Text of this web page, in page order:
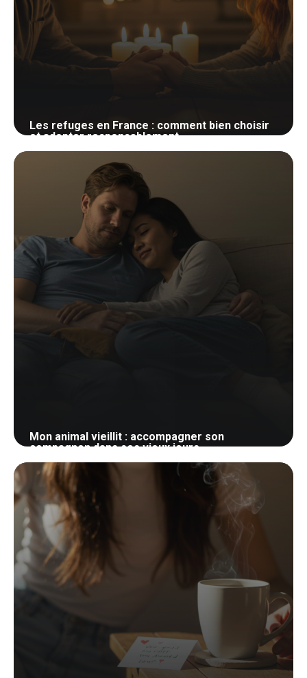
Les refuges en France : comment bien choisir
et adopter responsablement
Mon animal vieillit : accompagner son
compagnon dans ses vieux jours
23 mai 2026